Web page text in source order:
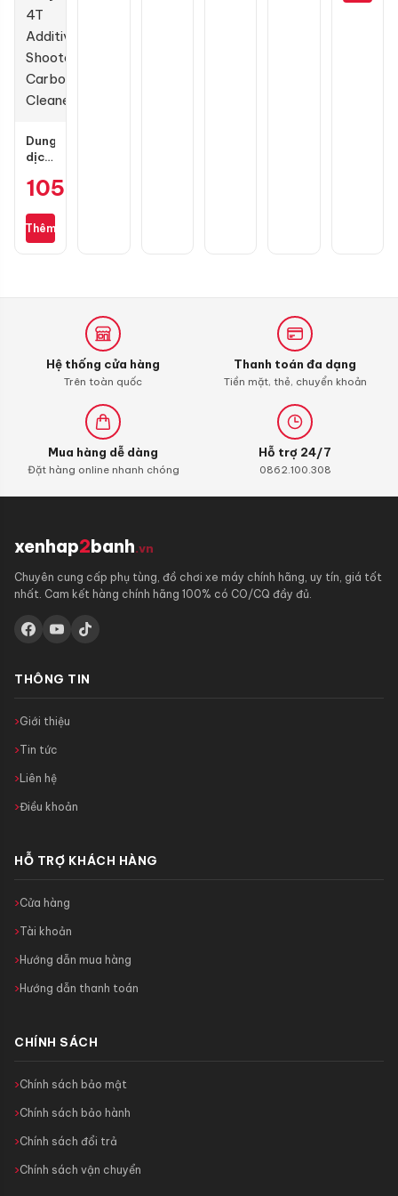
Dung
dịch
sinh
đốt
Liqui
105.000
Thêm
135
Hệ thống cửa hàng
Trên toàn quốc
Thanh toán đa dạng
Tiền mặt, thẻ, chuyển khoản
Mua hàng dễ dàng
Đặt hàng online nhanh chóng
Hỗ trợ 24/7
0862.100.308
xenhap2banh.vn
Chuyên cung cấp phụ tùng, đồ chơi xe máy chính hãng, uy tín, giá tốt
nhất. Cam kết hàng chính hãng 100% có CO/CQ đầy đủ.
THÔNG TIN
Giới thiệu
Tin tức
Liên hệ
Điều khoản
HỖ TRỢ KHÁCH HÀNG
Cửa hàng
Tài khoản
Hướng dẫn mua hàng
Hướng dẫn thanh toán
CHÍNH SÁCH
Chính sách bảo mật
Chính sách bảo hành
Chính sách đổi trả
Chính sách vận chuyển